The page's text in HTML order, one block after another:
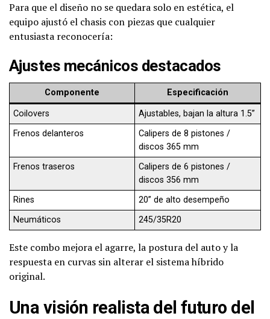
Para que el diseño no se quedara solo en estética, el
equipo ajustó el chasis con piezas que cualquier
entusiasta reconocería:
Ajustes mecánicos destacados
Componente Especificación
Coilovers
Ajustables, bajan la altura 1.5”
Frenos delanteros
Calipers de 8 pistones /
discos 365 mm
Frenos traseros
Calipers de 6 pistones /
discos 356 mm
Rines
20” de alto desempeño
Neumáticos
245/35R20
Este combo mejora el agarre, la postura del auto y la
respuesta en curvas sin alterar el sistema híbrido
original.
Una visión realista del futuro del